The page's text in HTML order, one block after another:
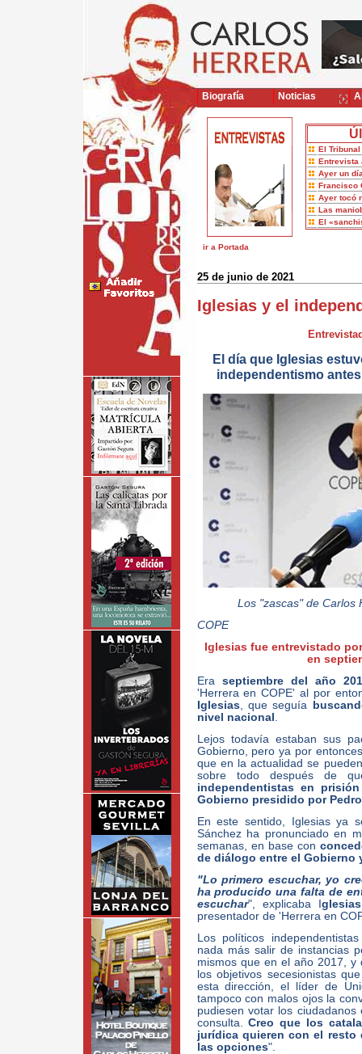
El
Entrevista
Ayer un
Francisco
Ayer tocó
Las
El
ir a Portada
25 de junio de 2021
Iglesias y el
El día que Iglesias
independentismo
Los "zascas" de Carlos
COPE
Iglesias fue entrevistado
en
Era septiembre del año
'Herrera en COPE' al por
Iglesias, que seguía
nivel nacional .
Lejos todavía estaban sus
Gobierno, pero ya por
que en la actualidad se
sobre todo después de
independentistas en
Gobierno presidido por
En este sentido, Iglesias ya
Sánchez ha pronunciado en
semanas, en base con
de diálogo entre el Gobierno
"Lo primero escuchar, yo
ha producido una falta de
escuchar", explicaba I
presentador de 'Herrera en
Los políticos
nada más salir de instancias
mismos que en el año 2017, y
los objetivos secesionistas
esta dirección, el líder de
tampoco con malos ojos la
pudiesen votar los
consulta.Creo que los
jurídica quieren con el resto
las opciones".
Biografía Noticias